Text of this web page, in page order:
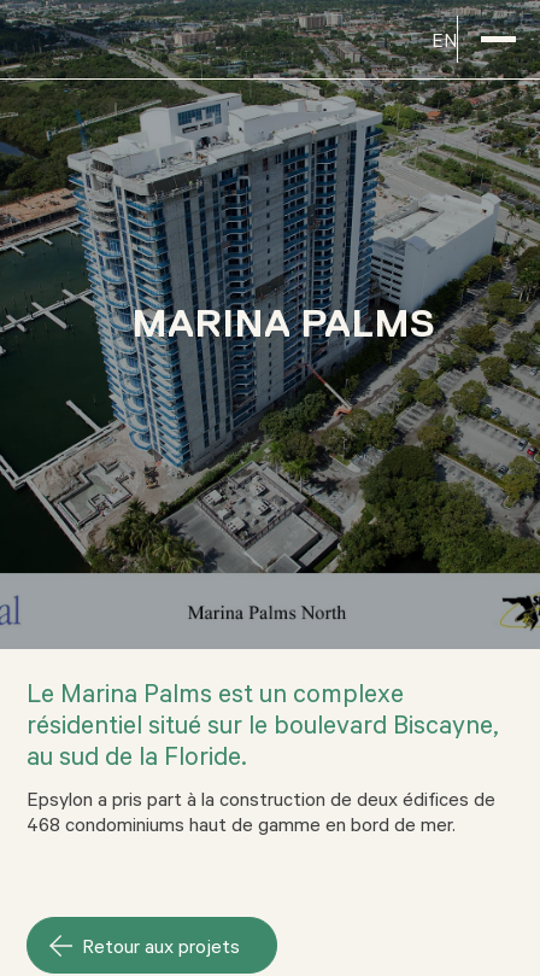
EN
MARINA PALMS
Le Marina Palms est un complexe
résidentiel situé sur le boulevard Biscayne,
au sud de la Floride.
Epsylon a pris part à la construction de deux édifices de
468 condominiums haut de gamme en bord de mer.
Retour aux projets